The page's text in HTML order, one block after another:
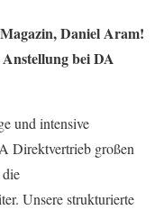
Daniel Aram!
bei DA
und intensive
Direktvertrieb großen
Unsere strukturierte